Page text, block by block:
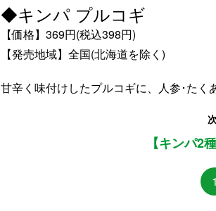
◆キンパ プルコギ
【価格】369円(税込398円)
【発売地域】全国(北海道を除く)
甘辛く味付けしたプルコギに、人参･たく
【キンパ2
1